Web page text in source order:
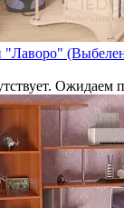
"Лаворо"
Ожидаем